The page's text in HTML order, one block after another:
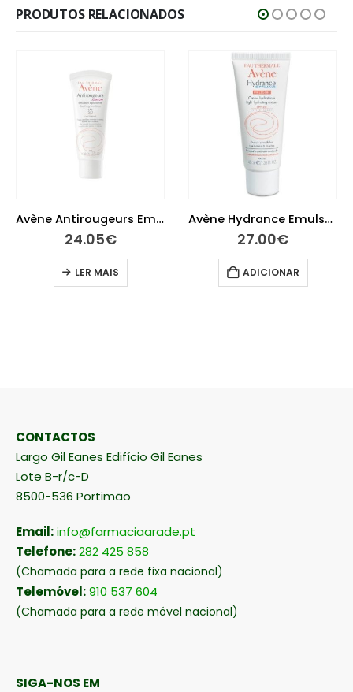
PRODUTOS RELACIONADOS
Avène Antirougeurs Emulsão 40 ml
24.05€
LER MAIS
Avène Hydrance Emulsão UV Suave 40 ml
27.00€
ADICIONAR
CONTACTOS
Largo Gil Eanes Edifício Gil Eanes
Lote B-r/c-D
8500-536 Portimão
Email:info@farmaciaarade.pt
Telefone:282 425 858
(Chamada para a rede fixa nacional)
Telemóvel:910 537 604
(Chamada para a rede móvel nacional)
SIGA-NOS EM